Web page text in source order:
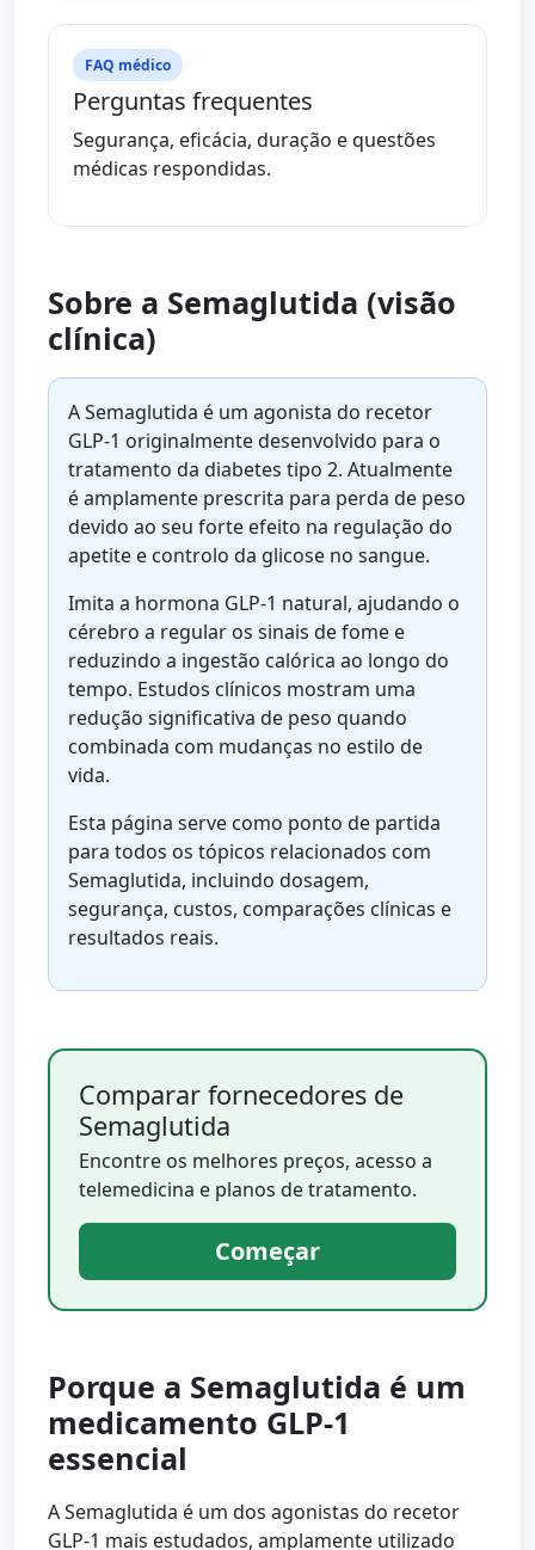
FAQ médico
Perguntas frequentes
Segurança, eficácia, duração e questões
médicas respondidas.
Sobre a Semaglutida (visão
clínica)
A Semaglutida é um agonista do recetor
GLP-1 originalmente desenvolvido para o
tratamento da diabetes tipo 2. Atualmente
é amplamente prescrita para perda de peso
devido ao seu forte efeito na regulação do
apetite e controlo da glicose no sangue.
Imita a hormona GLP-1 natural, ajudando o
cérebro a regular os sinais de fome e
reduzindo a ingestão calórica ao longo do
tempo. Estudos clínicos mostram uma
redução significativa de peso quando
combinada com mudanças no estilo de
vida.
Esta página serve como ponto de partida
para todos os tópicos relacionados com
Semaglutida, incluindo dosagem,
segurança, custos, comparações clínicas e
resultados reais.
Comparar fornecedores de
Semaglutida
Encontre os melhores preços, acesso a
telemedicina e planos de tratamento.
Começar
Porque a Semaglutida é um
medicamento GLP-1
essencial
A Semaglutida é um dos agonistas do recetor
GLP-1 mais estudados, amplamente utilizado